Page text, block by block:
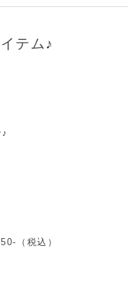
テム♪
（税込）